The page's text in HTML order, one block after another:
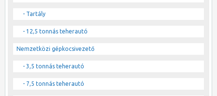
- Tartály
- 12,5 tonnás teherautó
Nemzetközi gépkocsivezető
- 3,5 tonnás teherautó
- 7,5 tonnás teherautó